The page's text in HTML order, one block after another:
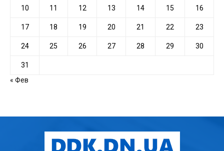
10 11 12 13 14 15 16
17 18 19 20 21 22 23
24 25 26 27 28 29 30
31
« Фев